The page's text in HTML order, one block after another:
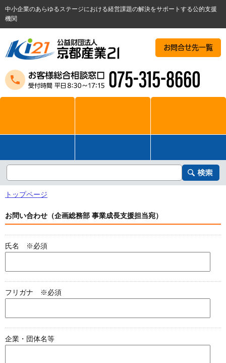
中小企業のあらゆるステージにおける経営課題の解決をサポートする公的支援
機関
お問合せ先一覧
トップページ
お問い合わせ（企画総務部 事業成長支援担当宛）
氏名 ※必須
フリガナ ※必須
企業・団体名等